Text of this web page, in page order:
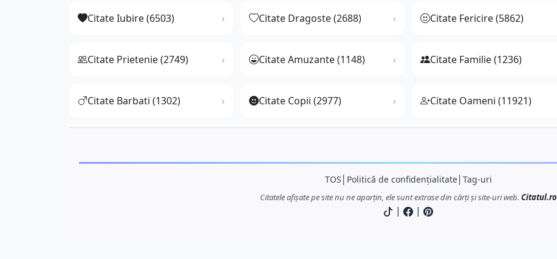
Citate Iubire (6503) Citate Dragoste (2688) Citate Fericire (5862)
Citate Prietenie (2749) Citate Amuzante (1148) Citate Familie (1236)
Citate Barbati (1302) Citate Copii (2977) Citate Oameni (11921)
TOS Politică de confidențialitate│ Tag-uri
Citatele afișate pe site nu ne aparțin, ele sunt extrase din cărți și site-uri web. Citatul.ro
| |